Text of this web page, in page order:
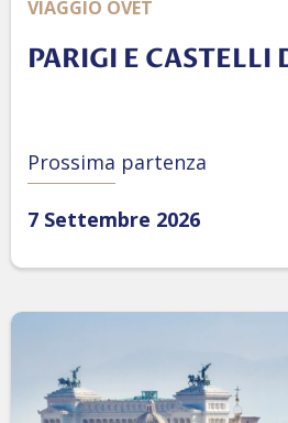
VIAGGIO OVET
PARIGI E CASTELLI
Prossima partenza
7 Settembre 2026